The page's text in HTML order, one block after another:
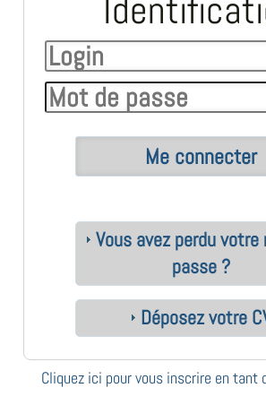
Vous avez perdu
passe ?
Déposez votre
Cliquez ici pour vous inscrire en tant